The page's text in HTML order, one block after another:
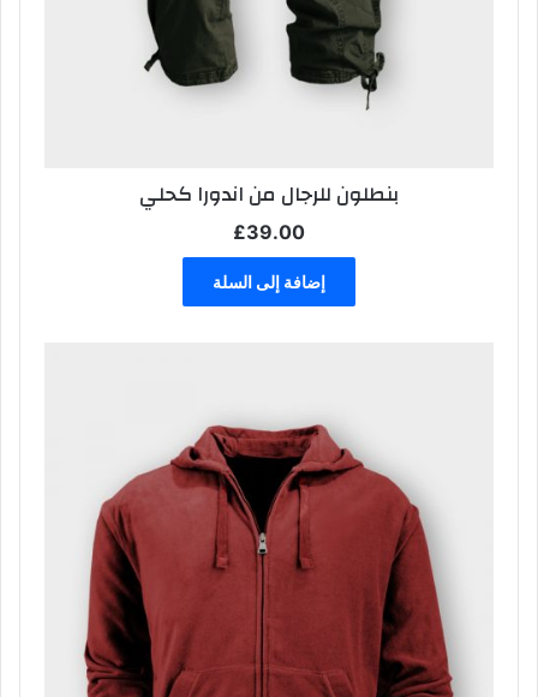
بنطلون للرجال من اندورا كحلي
£39.00
إضافة إلى السلة